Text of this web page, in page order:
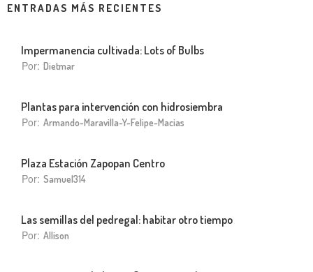
ENTRADAS MÁS RECIENTES
Impermanencia cultivada: Lots of Bulbs
Por: Dietmar
Plantas para intervención con hidrosiembra
Por: Armando-Maravilla-Y-Felipe-Macias
Plaza Estación Zapopan Centro
Por: Samuel314
Las semillas del pedregal: habitar otro tiempo
Por: Allison